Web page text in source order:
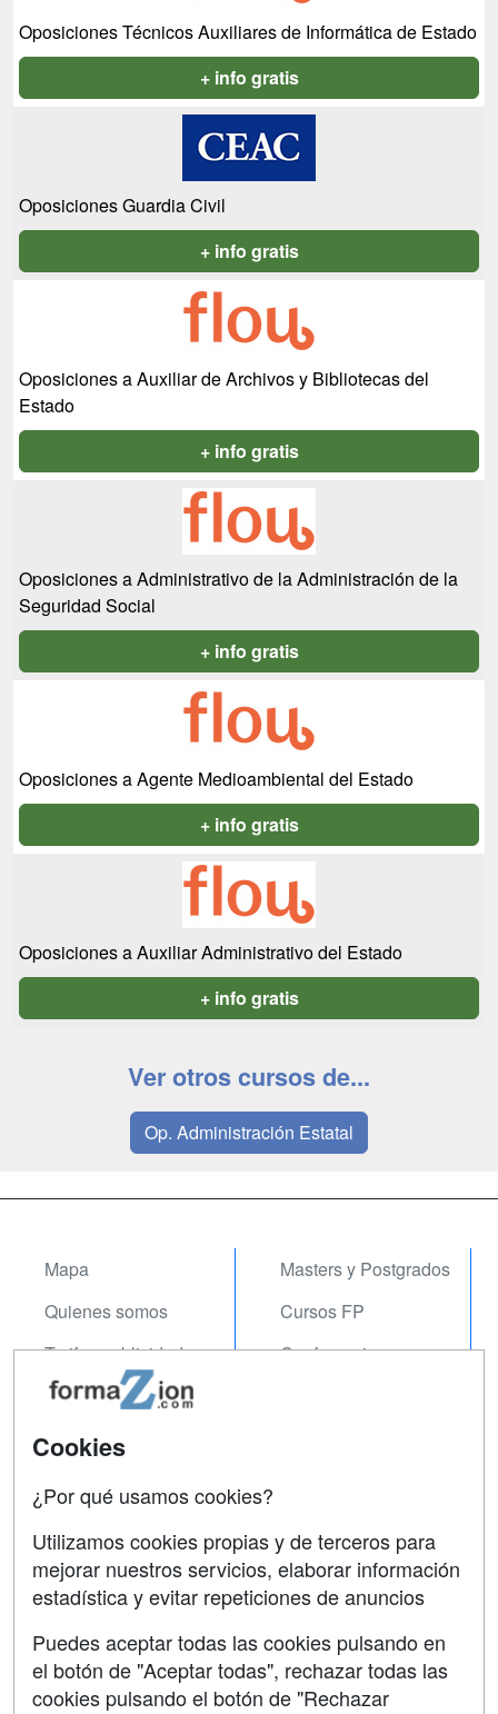
Oposiciones Técnicos Auxiliares de Informática de Estado
+ info gratis
Oposiciones Guardia Civil
+ info gratis
Oposiciones a Auxiliar de Archivos y Bibliotecas del
Estado
+ info gratis
Oposiciones a Administrativo de la Administración de la
Seguridad Social
+ info gratis
Oposiciones a Agente Medioambiental del Estado
+ info gratis
Oposiciones a Auxiliar Administrativo del Estado
+ info gratis
Ver otros cursos de...
Op. Administración Estatal
Mapa
Quienes somos
Tarifas publicidad
Acceso Usuarios
Acceso Centros
Masters y Postgrados
Cursos FP
Conferencias
Contactar
Confidencialidad
Aviso legal
Copyleft
Cookies
¿Por qué usamos cookies?
Utilizamos cookies propias y de terceros para
mejorar nuestros servicios, elaborar información
estadística y evitar repeticiones de anuncios
Puedes aceptar todas las cookies pulsando en
el botón de "Aceptar todas", rechazar todas las
cookies pulsando el botón de "Rechazar